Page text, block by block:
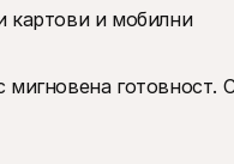
картови и мобилни
готовност.